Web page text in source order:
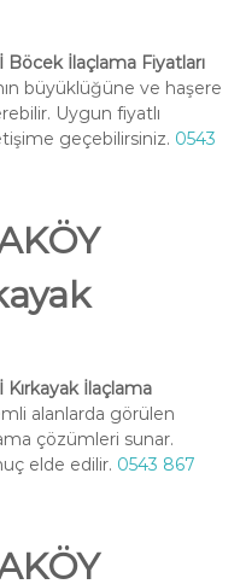
İlaçlama Fiyatları
büyüklüğüne ve haşere
Uygun fiyatlı
geçebilirsiniz. 0543
İlaçlama
alanlarda görülen
çözümleri sunar.
elde edilir. 0543 867